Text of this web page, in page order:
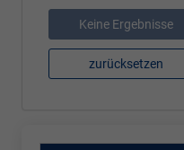
Keine Ergebnisse
zurücksetzen